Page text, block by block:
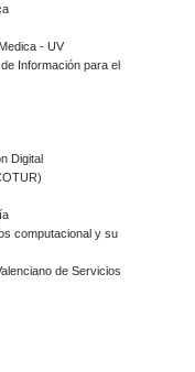
- UV
Información para el
Digital
computacional y su
de Servicios